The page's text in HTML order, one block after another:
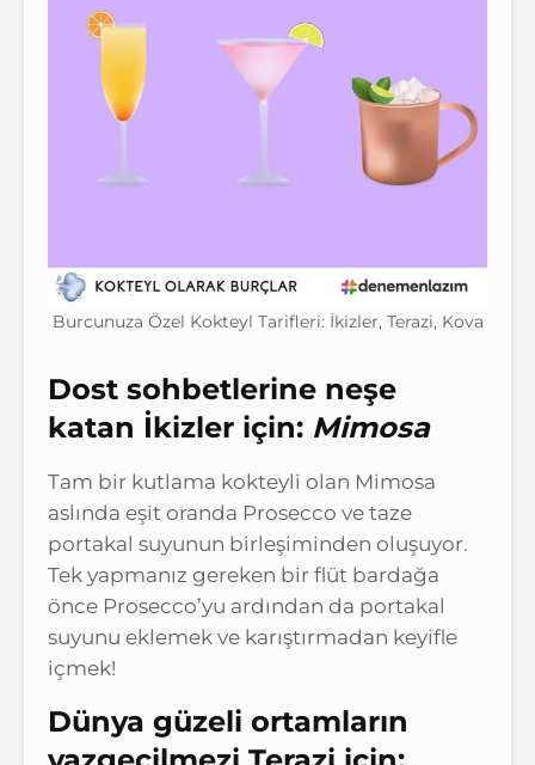
Burcunuza Özel Kokteyl Tarifleri: İkizler, Terazi, Kova
Dost sohbetlerine neşe
katan İkizler için: Mimosa
Tam bir kutlama kokteyli olan Mimosa
aslında eşit oranda Prosecco ve taze
portakal suyunun birleşiminden oluşuyor.
Tek yapmanız gereken bir flüt bardağa
önce Prosecco’yu ardından da portakal
suyunu eklemek ve karıştırmadan keyifle
içmek!
Dünya güzeli ortamların